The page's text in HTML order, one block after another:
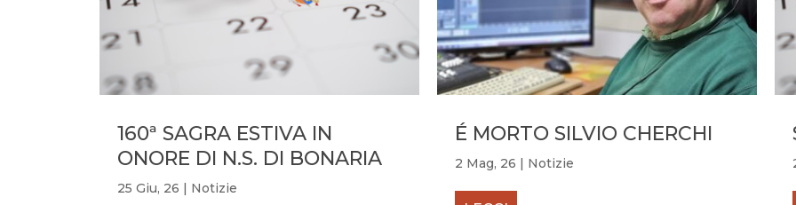
160ª SAGRA ESTIVA IN
ONORE DI N.S. DI BONARIA
25 Giu, 26 Notizie
É MORTO SILVIO CHERCHI
2 Mag, 26 Notizie